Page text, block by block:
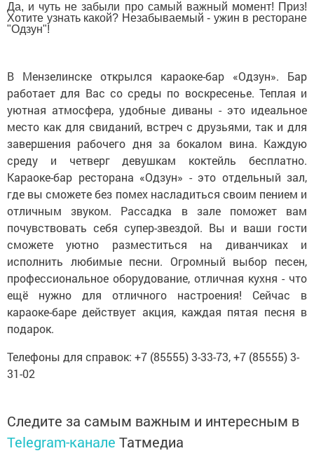
Да, и чуть не забыли про самый важный момент! Приз!
Хотите узнать какой? Незабываемый - ужин в ресторане
"Одзун"!
В Мензелинске открылся караоке-бар «Одзун». Бар
работает для Вас со среды по воскресенье. Теплая и
уютная атмосфера, удобные диваны - это идеальное
место как для свиданий, встреч с друзьями, так и для
завершения рабочего дня за бокалом вина. Каждую
среду и четверг девушкам коктейль бесплатно.
Караоке-бар ресторана «Одзун» - это отдельный зал,
где вы сможете без помех насладиться своим пением и
отличным звуком. Рассадка в зале поможет вам
почувствовать себя супер-звездой. Вы и ваши гости
сможете уютно разместиться на диванчиках и
исполнить любимые песни. Огромный выбор песен,
профессиональное оборудование, отличная кухня - что
ещё нужно для отличного настроения! Сейчас в
караоке-баре действует акция, каждая пятая песня в
подарок.
Телефоны для справок: +7 (85555) 3-33-73, +7 (85555) 3-
31-02
Следите за самым важным и интересным в
Telegram-канале Татмедиа